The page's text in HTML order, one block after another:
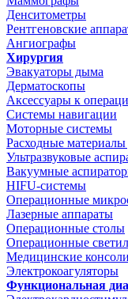
Денситометры
Рентгеновские
Ангиографы
Хирургия
Эвакуаторы дыма
Дерматоскопы
Аксессуары к
Системы навигации
Моторные системы
Расходные
Ультразвуковые
Вакуумные
HIFU-системы
Операционные
Лазерные аппараты
Операционные столы
Операционные
Медицинские консоли
Электрокоагуляторы
Функциональная